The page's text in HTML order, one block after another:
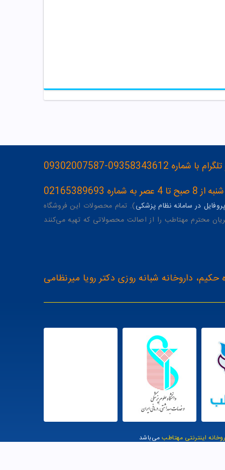
09302007587
در سامانه نظام پزشکی). تمام محصولات این فروشگاه
محترم مهتاطب را از اصالت محصولاتی که تهیه می‌کنند
داروخانه شبانه روزی دکتر رویا میرنظامی
اینترنتی مهتاطب می‌باشد